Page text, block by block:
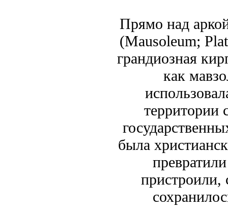
Прямо над
(Mausoleum;
грандиозная
как
территории
была
пристроили,